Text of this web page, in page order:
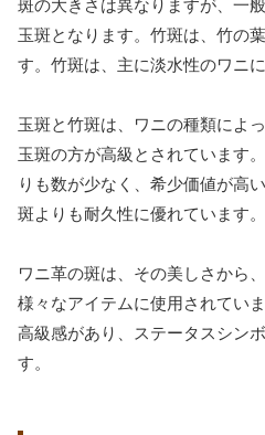
斑の大きさは異なりますが、一
玉斑となります。竹斑は、竹の
す。竹斑は、主に淡水性のワニに
玉斑と竹斑は、ワニの種類によ
玉斑の方が高級とされています
りも数が少なく、希少価値が高
斑よりも耐久性に優れています。
ワニ革の斑は、その美しさから
様々なアイテムに使用されてい
高級感があり、ステータスシン
す。